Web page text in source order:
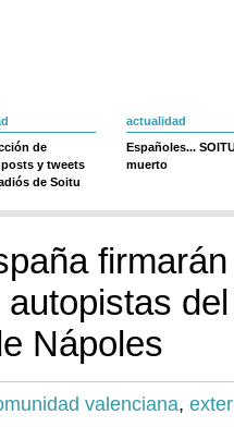
de
y tweets
de Soitu
actualidad
Españoles...
muerto
Nápoles
valenciana,